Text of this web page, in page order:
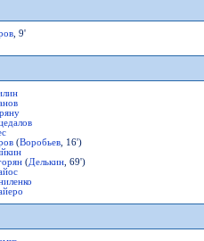
аккредитации объединений
, 9'
(Воробьев , 16')
(Делькин , 69')